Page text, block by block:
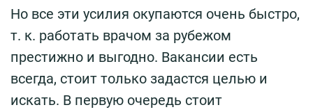
Но все эти усилия окупаются очень быстро,
т. к. работать врачом за рубежом
престижно и выгодно. Вакансии есть
всегда, стоит только задастся целью и
искать. В первую очередь стоит